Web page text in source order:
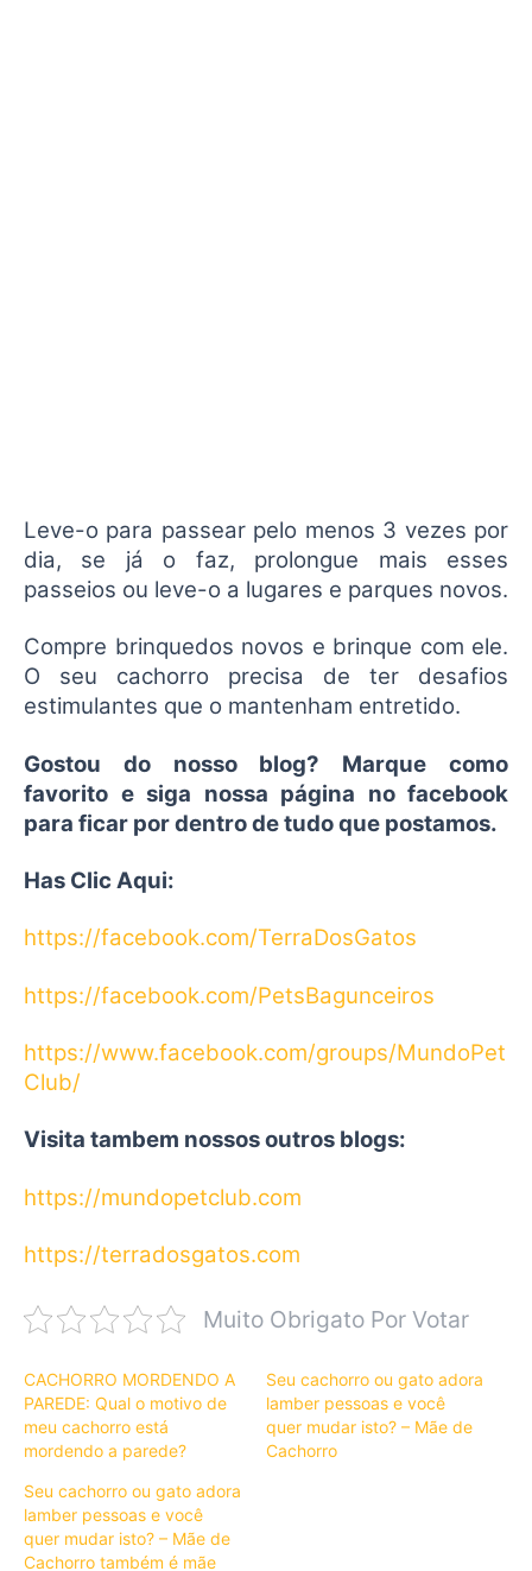
Leve-o para passear pelo menos 3 vezes por
dia, se já o faz, prolongue mais esses
passeios ou leve-o a lugares e parques novos.
Compre brinquedos novos e brinque com ele.
O seu cachorro precisa de ter desafios
estimulantes que o mantenham entretido.
Gostou do nosso blog? Marque como
favorito e siga nossa página no facebook
para ficar por dentro de tudo que postamos.
Has Clic Aqui:
https://facebook.com/TerraDosGatos
https://facebook.com/PetsBagunceiros
https://www.facebook.com/groups/MundoPet
Club/
Visita tambem nossos outros blogs:
https://mundopetclub.com
https://terradosgatos.com
Muito Obrigato Por Votar
CACHORRO MORDENDO A
PAREDE: Qual o motivo de
meu cachorro está
mordendo a parede?
Seu cachorro ou gato adora
lamber pessoas e você
quer mudar isto? – Mãe de
Cachorro
Seu cachorro ou gato adora
lamber pessoas e você
quer mudar isto? – Mãe de
Cachorro também é mãe